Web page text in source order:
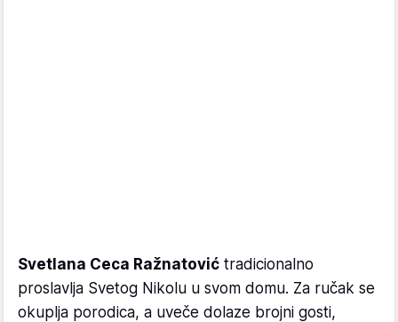
Svetlana Ceca Ražnatović tradicionalno
proslavlja Svetog Nikolu u svom domu. Za ručak se
okuplja porodica, a uveče dolaze brojni gosti,